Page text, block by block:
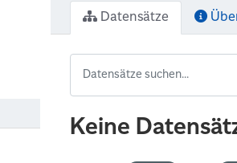
Datensätze
Keine